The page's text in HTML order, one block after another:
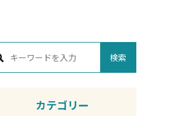
検索
カテゴリー